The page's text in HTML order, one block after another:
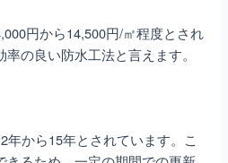
円から14,500円/㎡程度とされ
の良い防水工法と言えます。
から15年とされています。こ